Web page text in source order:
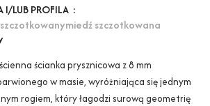
I/LUB PROFILA
miedź szczotkowana
ścianka prysznicowa z 8 mm
w masie, wyróżniająca się jednym
rogiem, który łagodzi surową geometrię